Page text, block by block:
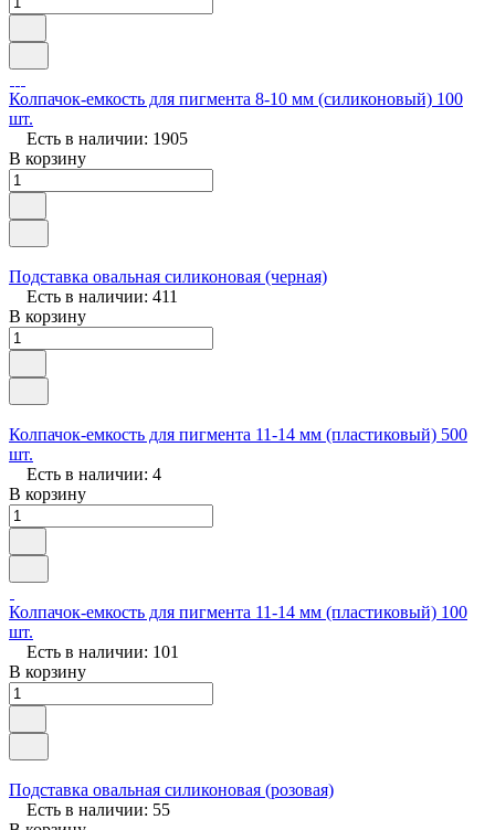
Колпачок-емкость для пигмента 8-10 мм (силиконовый) 100
шт.
Есть в наличии: 1905
В корзину
Подставка овальная силиконовая (черная)
Есть в наличии: 411
В корзину
Колпачок-емкость для пигмента 11-14 мм (пластиковый) 500
шт.
Есть в наличии: 4
В корзину
Колпачок-емкость для пигмента 11-14 мм (пластиковый) 100
шт.
Есть в наличии: 101
В корзину
Подставка овальная силиконовая (розовая)
Есть в наличии: 55